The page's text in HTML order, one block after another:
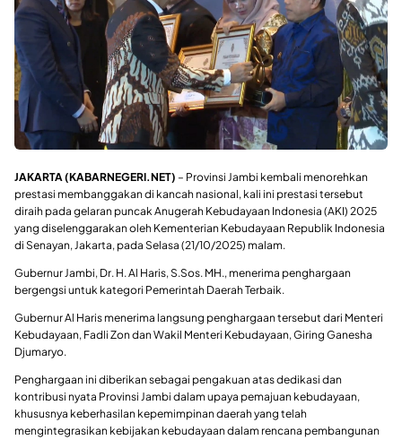
JAKARTA (KABARNEGERI.NET) – Provinsi Jambi kembali menorehkan
prestasi membanggakan di kancah nasional, kali ini prestasi tersebut
diraih pada gelaran puncak Anugerah Kebudayaan Indonesia (AKI) 2025
yang diselenggarakan oleh Kementerian Kebudayaan Republik Indonesia
di Senayan, Jakarta, pada Selasa (21/10/2025) malam.
Gubernur Jambi, Dr. H. Al Haris, S.Sos. MH., menerima penghargaan
bergengsi untuk kategori Pemerintah Daerah Terbaik.
Gubernur Al Haris menerima langsung penghargaan tersebut dari Menteri
Kebudayaan, Fadli Zon dan Wakil Menteri Kebudayaan, Giring Ganesha
Djumaryo.
Penghargaan ini diberikan sebagai pengakuan atas dedikasi dan
kontribusi nyata Provinsi Jambi dalam upaya pemajuan kebudayaan,
khususnya keberhasilan kepemimpinan daerah yang telah
mengintegrasikan kebijakan kebudayaan dalam rencana pembangunan